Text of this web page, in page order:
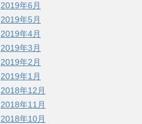
2019年6月
2019年5月
2019年4月
2019年3月
2019年2月
2019年1月
2018年12月
2018年11月
2018年10月